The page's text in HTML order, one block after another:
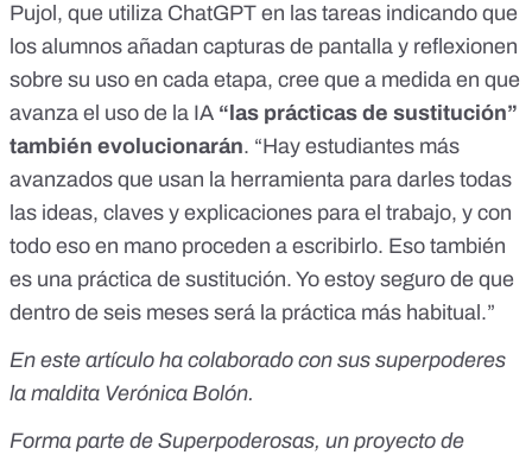
Pujol, que utiliza ChatGPT en las tareas indicando que
los alumnos añadan capturas de pantalla y reflexionen
sobre su uso en cada etapa, cree que a medida en que
avanza el uso de la IA “las prácticas de sustitución”
también evolucionarán. “Hay estudiantes más
avanzados que usan la herramienta para darles todas
las ideas, claves y explicaciones para el trabajo, y con
todo eso en mano proceden a escribirlo. Eso también
es una práctica de sustitución. Yo estoy seguro de que
dentro de seis meses será la práctica más habitual.”
En este artículo ha colaborado con sus superpoderes
la maldita Verónica Bolón.
Forma parte de Superpoderosas, un proyecto de